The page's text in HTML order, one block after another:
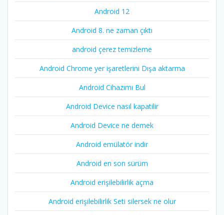
Android 12
Android 8. ne zaman çıktı
android çerez temizleme
Android Chrome yer işaretlerini Dışa aktarma
Android Cihazımı Bul
Android Device nasıl kapatilir
Android Device ne demek
Android emülatör indir
Android en son sürüm
Android erişilebilirlik açma
Android erişilebilirlik Seti silersek ne olur